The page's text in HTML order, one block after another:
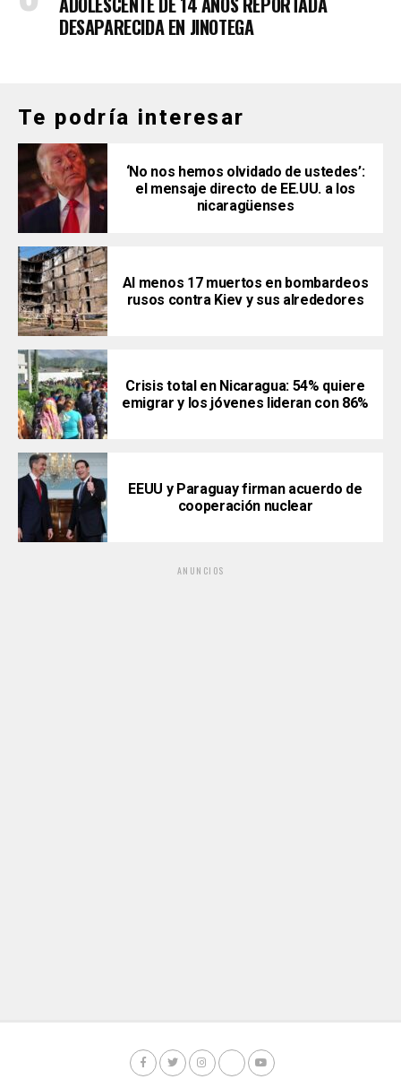
DESAPARECIDA EN JINOTEGA
Te podría interesar
‘No nos hemos olvidado de ustedes’:
el mensaje directo de EE.UU. a los
nicaragüenses
Al menos 17 muertos en bombardeos
rusos contra Kiev y sus alrededores
Crisis total en Nicaragua: 54% quiere
emigrar y los jóvenes lideran con 86%
EEUU y Paraguay firman acuerdo de
cooperación nuclear
ANUNCIOS